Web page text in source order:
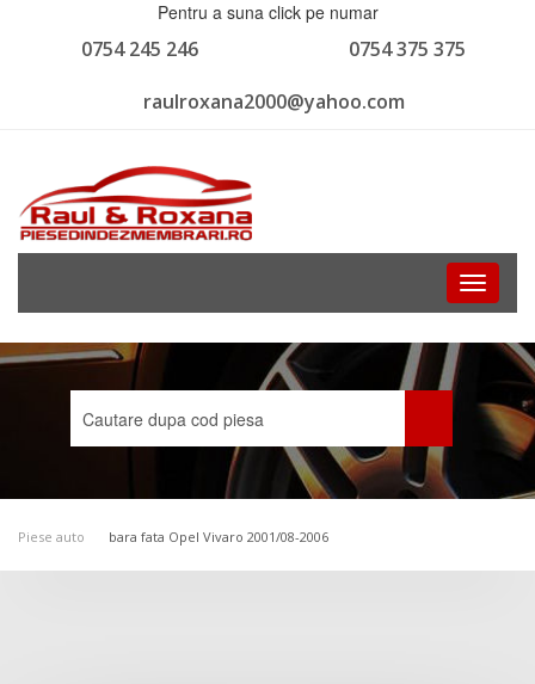
Pentru a suna click pe numar
0754 375 375
0754 245 246
raulroxana2000@yahoo.com
Toggle
Piese auto bara fata Opel Vivaro 2001/08-2006